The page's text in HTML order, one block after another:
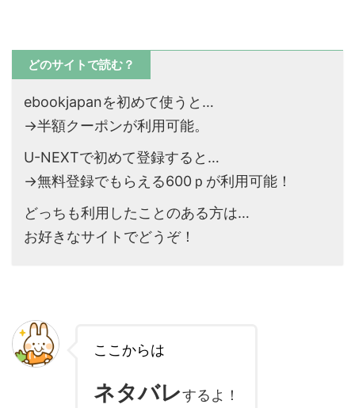
どのサイトで読む？
ebookjapanを初めて使うと…
→半額クーポンが利用可能。
U-NEXTで初めて登録すると…
→無料登録でもらえる600ｐが利用可能！
どっちも利用したことのある方は…
お好きなサイトでどうぞ！
ここからは
ネタバレするよ！